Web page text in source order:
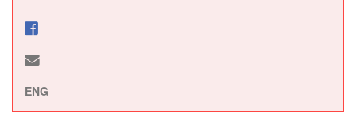
ENG